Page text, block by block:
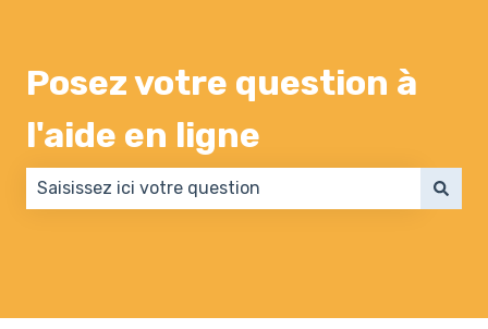
Posez votre question à
l'aide en ligne